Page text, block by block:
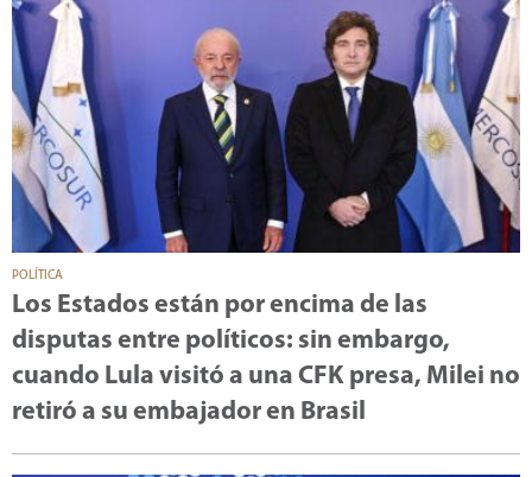
POLÍTICA
Los Estados están por encima de las
disputas entre políticos: sin embargo,
cuando Lula visitó a una CFK presa, Milei no
retiró a su embajador en Brasil